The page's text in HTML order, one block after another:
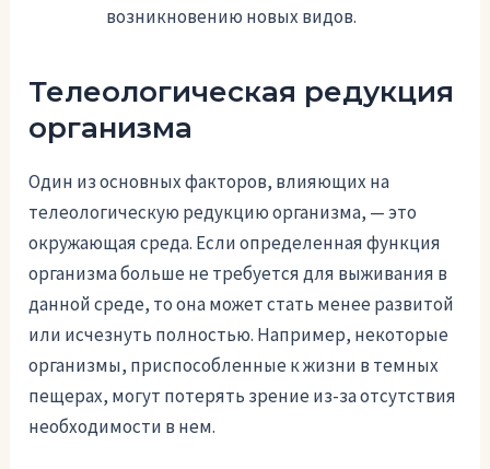
возникновению новых видов.
Телеологическая редукция
организма
Один из основных факторов, влияющих на
телеологическую редукцию организма, — это
окружающая среда. Если определенная функция
организма больше не требуется для выживания в
данной среде, то она может стать менее развитой
или исчезнуть полностью. Например, некоторые
организмы, приспособленные к жизни в темных
пещерах, могут потерять зрение из-за отсутствия
необходимости в нем.